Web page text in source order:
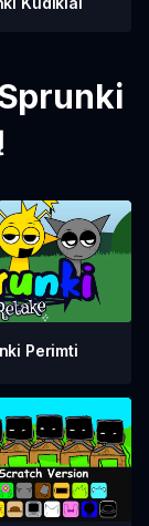
Perimti